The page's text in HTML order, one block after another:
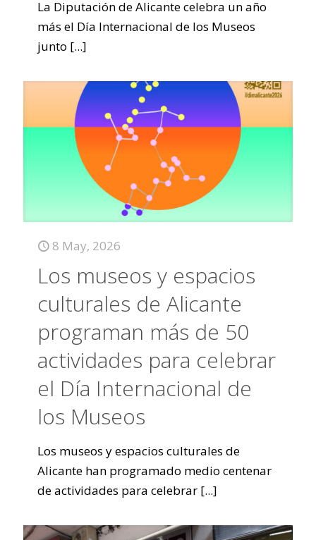
La Diputación de Alicante celebra un año
más el Día Internacional de los Museos
junto [...]
8 May, 2026
Los museos y espacios
culturales de Alicante
programan más de 50
actividades para celebrar
el Día Internacional de
los Museos
Los museos y espacios culturales de
Alicante han programado medio centenar
de actividades para celebrar [...]